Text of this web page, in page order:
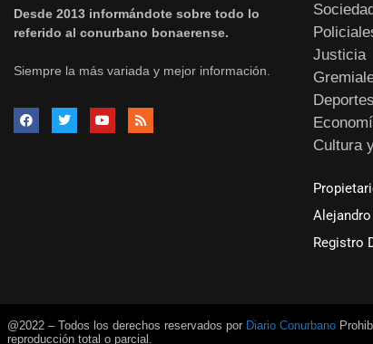
Desde 2013 informándote sobre todo lo
referido al conurbano bonaerense.
Siempre la más variada y mejor información.
Justicia
Deportes
Cultura
Registro
@2022 – Todos los derechos reservados por Diario Conurbano
reproducción total o parcial.